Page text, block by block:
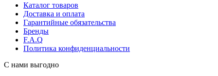
Каталог товаров
Доставка и оплата
Гарантийные обязательства
Бренды
F.A.Q
Политика конфиденциальности
С нами выгодно